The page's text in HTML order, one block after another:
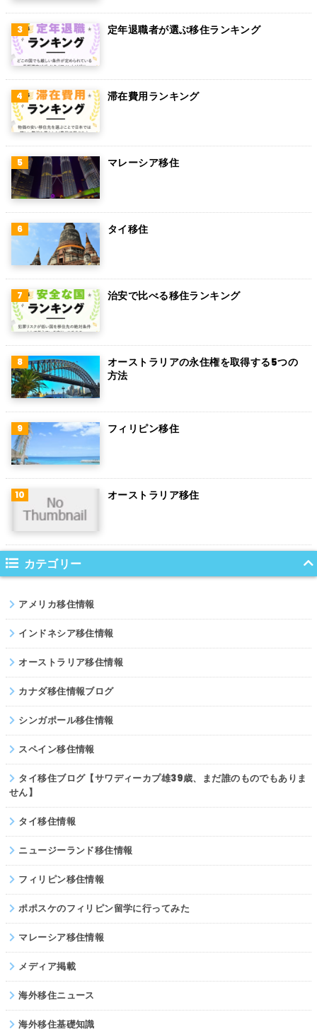
アラブ首長国連邦
スウェーデン
ペルー
ボリビア
カンボジア
オーストリア
ロシア
ミャンマー
アイルランド
トルコ
フィンランド
チェコ
チリ
デンマーク
ハンガリー
ポーランド
南アフリカ
サウジアラビア
コロンビア
ノルウェー
ネパール
パキスタン
定年退職者が選ぶ移住ランキング
滞在費用ランキング
マレーシア移住
タイ移住
治安で比べる移住ランキング
オーストラリアの永住権を取得する5つの
方法
フィリピン移住
オーストラリア移住
カテゴリー
アメリカ移住情報
インドネシア移住情報
オーストラリア移住情報
カナダ移住情報ブログ
シンガポール移住情報
スペイン移住情報
タイ移住ブログ【サワディーカプ雄39歳、まだ誰のものでもありま
せん】
タイ移住情報
ニュージーランド移住情報
フィリピン移住情報
ポポスケのフィリピン留学に行ってみた
マレーシア移住情報
メディア掲載
海外移住ニュース
海外移住基礎知識